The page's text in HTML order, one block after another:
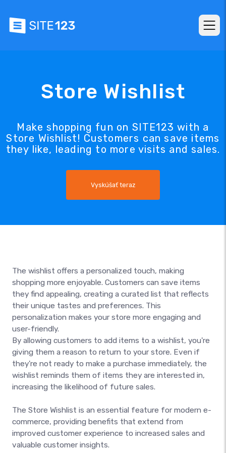
Store Wishlist
Make shopping fun on SITE123 with a
Store Wishlist! Customers can save items
they like, leading to more visits and sales.
Vyskúšať teraz
The wishlist offers a personalized touch, making
shopping more enjoyable. Customers can save items
they find appealing, creating a curated list that reflects
their unique tastes and preferences. This
personalization makes your store more engaging and
user-friendly.
By allowing customers to add items to a wishlist, you're
giving them a reason to return to your store. Even if
they're not ready to make a purchase immediately, the
wishlist reminds them of items they are interested in,
increasing the likelihood of future sales.
The Store Wishlist is an essential feature for modern e-
commerce, providing benefits that extend from
improved customer experience to increased sales and
valuable customer insights.